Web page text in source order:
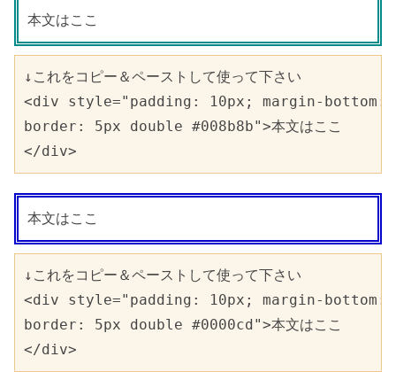
本文はここ
↓これをコピー＆ペーストして使って下さい
<div style="padding: 10px; margin-
border: 5px double #008b8b">本文はここ
</div>
本文はここ
↓これをコピー＆ペーストして使って下さい
<div style="padding: 10px; margin-
border: 5px double #0000cd">本文はここ
</div>